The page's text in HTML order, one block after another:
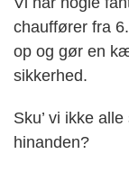
chauffører fra
op og gør en
sikkerhed.
Sku’ vi ikke
hinanden?